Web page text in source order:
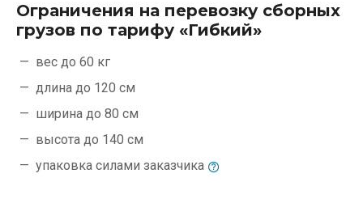
Ограничения на перевозку сборных
грузов по тарифу «Гибкий»
вес до 60 кг
длина до 120 см
ширина до 80 см
высота до 140 см
упаковка силами заказчика